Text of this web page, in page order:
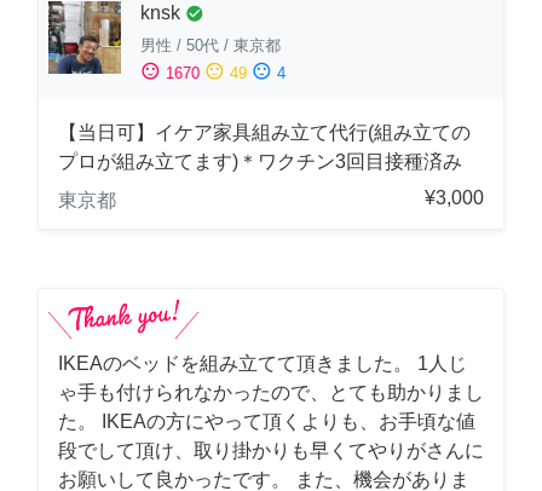
knsk check_circle
男性 / 50代 / 東京都
sentiment_satisfied 1670 sentiment_neutral 49 sentiment_dissatisfied 4
【当日可】イケア家具組み立て代行(組み立ての
プロが組み立てます)＊ワクチン3回目接種済み
東京都
¥3,000
IKEAのベッドを組み立てて頂きました。 1人じ
ゃ手も付けられなかったので、とても助かりまし
た。 IKEAの方にやって頂くよりも、お手頃な値
段でして頂け、取り掛かりも早くてやりがさんに
お願いして良かったです。 また、機会がありま